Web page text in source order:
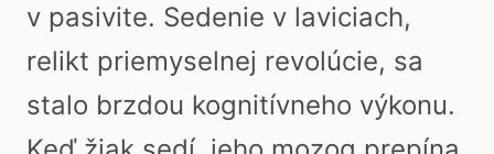
v pasivite. Sedenie v laviciach,
relikt priemyselnej revolúcie, sa
stalo brzdou kognitívneho výkonu.